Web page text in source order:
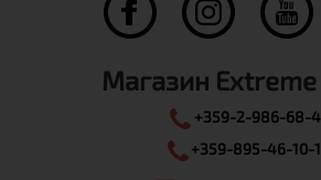
Магазин
+359-2-986-68-
+359-895-46-10-